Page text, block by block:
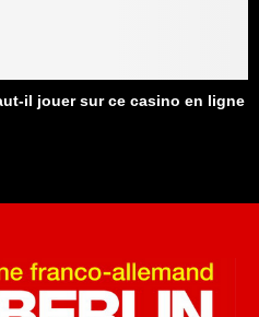
il jouer sur ce casino en ligne